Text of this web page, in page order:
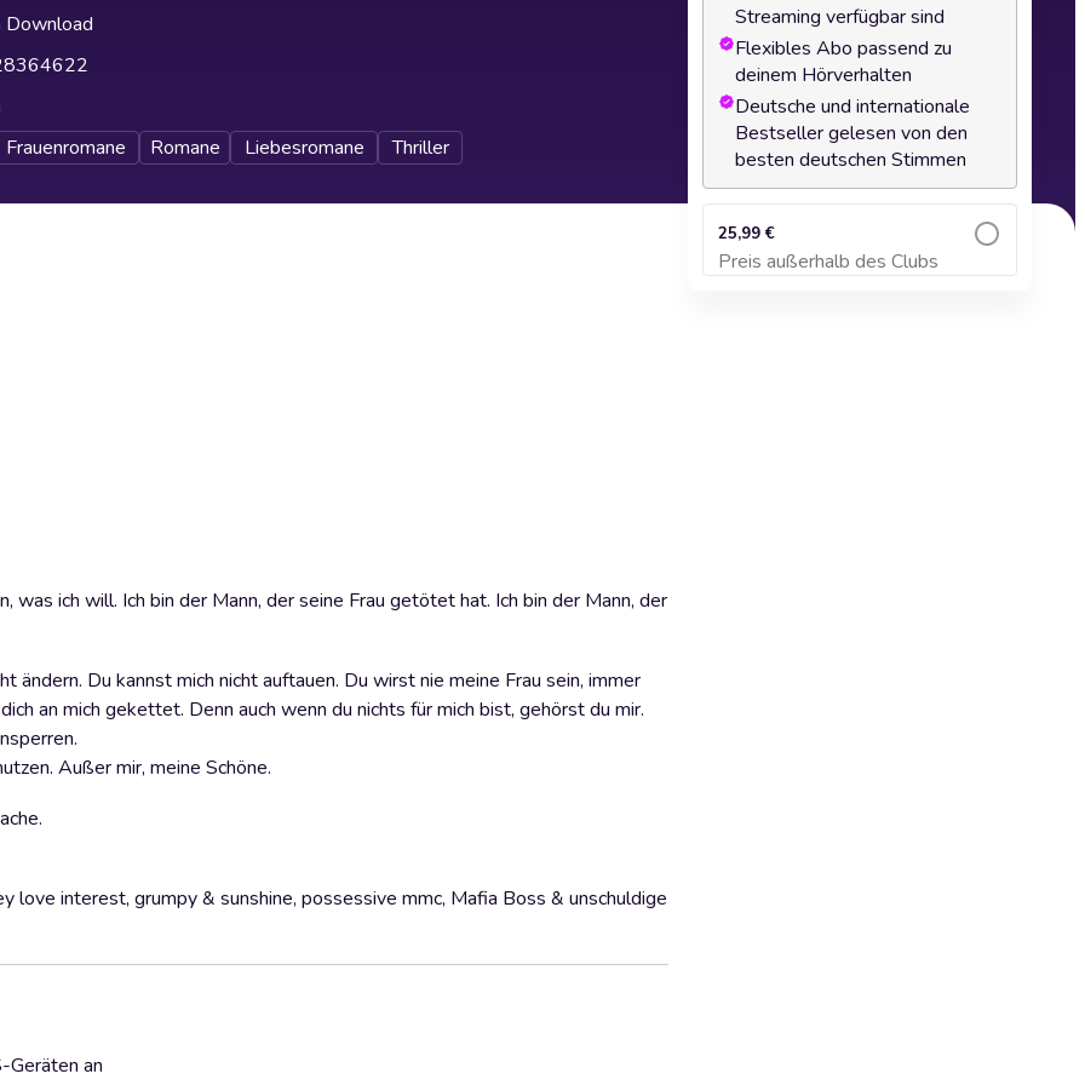
Download
Frauenromane
Romane Liebesromane Thriller
was ich will. Ich bin der Mann, der seine Frau getötet hat. Ich bin der Mann, der
ändern. Du kannst mich nicht auftauen. Du wirst nie meine Frau sein, immer
an mich gekettet. Denn auch wenn du nichts für mich bist, gehörst du mir.
Außer mir, meine Schöne.
love interest, grumpy & sunshine, possessive mmc, Mafia Boss & unschuldige
Geräten an
Streaming verfügbar sind
Flexibles Abo passend zu
deinem Hörverhalten
Deutsche und internationale
Bestseller gelesen von den
besten deutschen Stimmen
25,99 €
Preis außerhalb des Clubs
Zum Warenkorb hinzufügen